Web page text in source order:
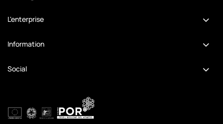
L'enterprise
Information
Social